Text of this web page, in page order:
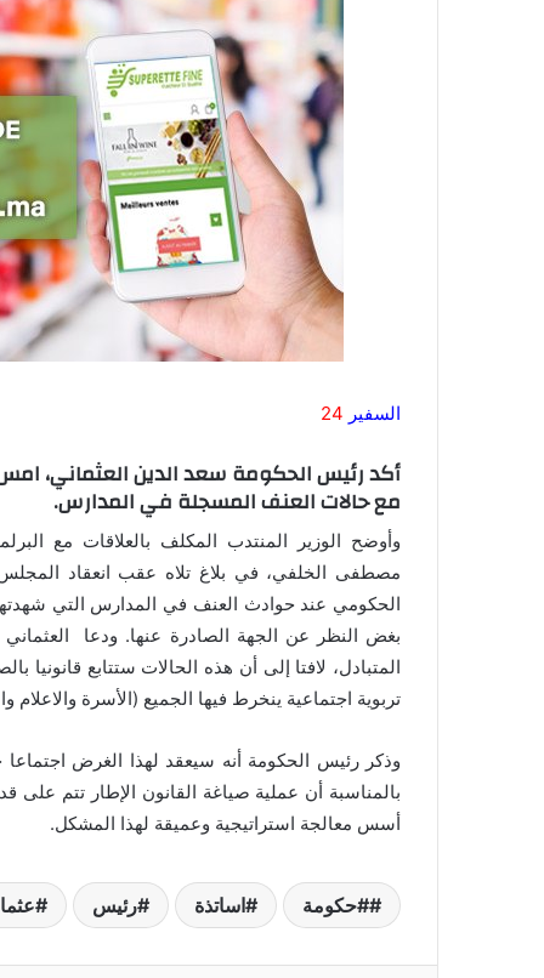
السفير 24
أكد رئيس الحكومة سعد الدين العثماني، امس
مع حالات العنف المسجلة في المدارس.
وأوضح الوزير المنتدب المكلف بالعلاقات مع
مصطفى الخلفي، في بلاغ تلاه عقب انعقاد
الحكومي عند حوادث العنف في المدارس التي
بغض النظر عن الجهة الصادرة عنها. ودعا العثماني
المتبادل، لافتا إلى أن هذه الحالات ستتابع قانونيا
تربوية اجتماعية ينخرط فيها الجميع (الأسرة والاعلام
وذكر رئيس الحكومة أنه سيعقد لهذا الغرض
بالمناسبة أن عملية صياغة القانون الإطار تتم
أسس معالجة استراتيجية وعميقة لهذا المشكل.
#حكومة اساتذة رئيس